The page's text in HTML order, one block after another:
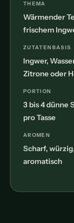
THEMA
Wärmender
frischem
ZUTATENBASIS
Ingwer,
Zitrone oder
PORTION
3 bis 4 dünne
pro Tasse
AROMEN
Scharf,
aromatisch